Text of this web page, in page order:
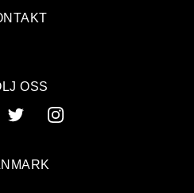
OSS